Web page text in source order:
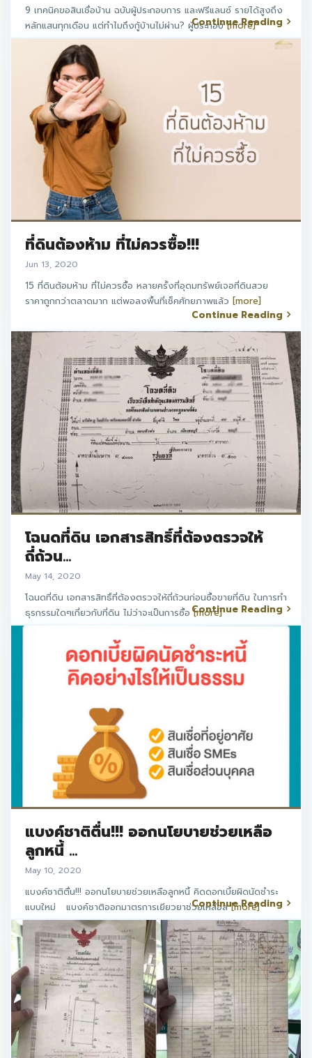
9 เทคนิคขอสินเชื่อบ้าน ฉบับผู้ประกอบการ และฟรีแลนซ์ รายได้สูงถึง
หลักแสนทุกเดือน แต่ทำไมถึงกู้บ้านไม่ผ่าน? ผู้ประกอบ[more]
Continue Reading
ที่ดินต้องห้าม ที่ไม่ควรซื้อ!!!
Jun 13, 2020
15 ที่ดินต้อมห้าม ที่ไม่ควรซื้อ หลายครั้งที่อุดมทรัพย์เจอที่ดินสวย
ราคาถูกกว่าตลาดมาก แต่พอลงพื้นที่เช็คศักยภาพแล้ว [more]
Continue Reading
โฉนดที่ดิน เอกสารสิทธิ์ที่ต้องตรวจให้
ถี่ถ้วน...
May 14, 2020
โฉนดที่ดิน เอกสารสิทธิ์ที่ต้องตรวจให้ถี่ถ้วนก่อนซื้อขายที่ดิน ในการทำ
ธุรกรรมใดๆเกี่ยวกับที่ดิน ไม่ว่าจะเป็นการซื้อ[more]
Continue Reading
แบงค์ชาติตื่น!!! ออกนโยบายช่วยเหลือ
ลูกหนี้ ...
May 10, 2020
แบงค์ชาติตื่น!!! ออกนโยบายช่วยเหลือลูกหนี้ คิดดอกเบี้ยผิดนัดชำระ
แบบใหม่ แบงค์ชาติออกมาตรการเยียวยาช่วยเหลือล[more]
Continue Reading